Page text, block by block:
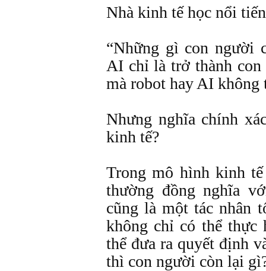
Nhà kinh tế học nổi
“Những gì con người
AI chỉ là trở thành
mà robot hay AI không
Nhưng nghĩa chính
kinh tế?
Trong mô hình kinh
thường đồng nghĩa
cũng là một tác nhân
không chỉ có thể thực
thể đưa ra quyết định
thì con người còn lại